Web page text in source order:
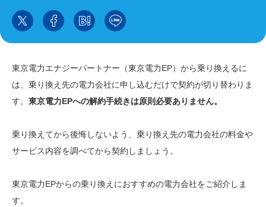
東京電力エナジーパートナー（東京電力EP）から乗り換えるに
は、乗り換え先の電力会社に申し込むだけで契約が切り替わりま
す。 東京電力EPへの解約手続きは原則必要ありません。
乗り換えてから後悔しないよう、乗り換え先の電力会社の料金や
サービス内容を調べてから契約しましょう。
東京電力EPからの乗り換えにおすすめの電力会社をご紹介しま
す。